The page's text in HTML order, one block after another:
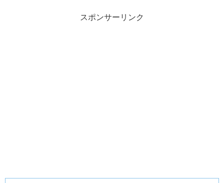
スポンサーリンク